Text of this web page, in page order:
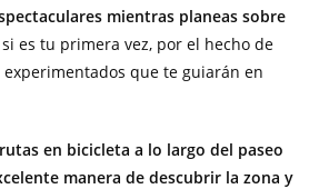
mientras planeas sobre
es tu primera vez, por el hecho de
que te guiarán en
en bicicleta a lo largo del paseo
manera de descubrir la zona y